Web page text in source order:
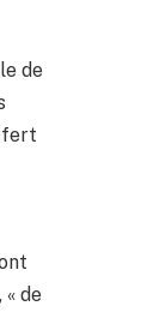
de
de